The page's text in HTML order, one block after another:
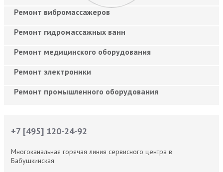
Ремонт вибромассажеров
Ремонт гидромассажных ванн
Ремонт медицинского оборудования
Ремонт электроники
Ремонт промышленного оборудования
+7 [495] 120-24-92
Многоканальная горячая линия сервисного центра в
Бабушкинская